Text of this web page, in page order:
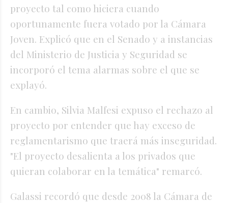
proyecto tal como hiciera cuando
oportunamente fuera votado por la Cámara
Joven. Explicó que en el Senado y a instancias
del Ministerio de Justicia y Seguridad se
incorporó el tema alarmas sobre el que se
explayó.
En cambio, Silvia Malfesi expuso el rechazo al
proyecto por entender que hay exceso de
reglamentarismo que traerá más inseguridad.
"El proyecto desalienta a los privados que
quieran colaborar en la temática" remarcó.
Galassi recordó que desde 2008 la Cámara de